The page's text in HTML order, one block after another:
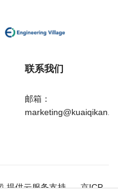
联系我们
邮箱：
提供云服务支持 京ICP